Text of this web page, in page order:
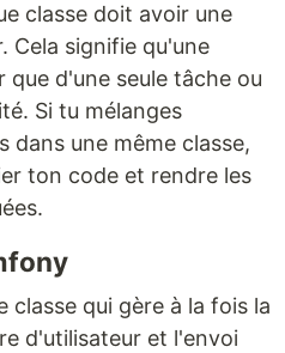
classe doit avoir une
Cela signifie qu'une
que d'une seule tâche ou
Si tu mélanges
dans une même classe,
ton code et rendre les
classe qui gère à la fois la
d'utilisateur et l'envoi